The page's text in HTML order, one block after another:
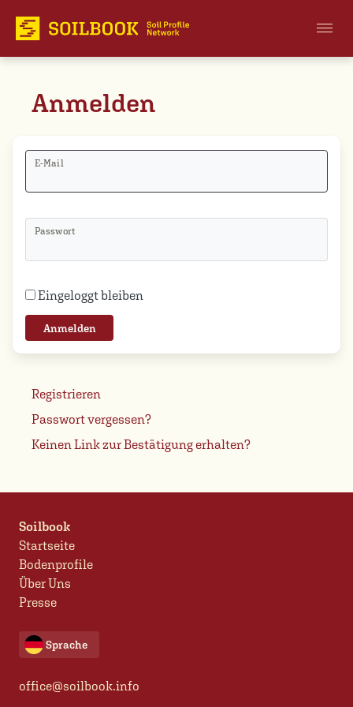
Anmelden
E-Mail
Passwort
Eingeloggt bleiben
Registrieren
Passwort vergessen?
Keinen Link zur Bestätigung erhalten?
Soilbook
Startseite
Bodenprofile
Über Uns
Presse
Sprache
office@soilbook.info